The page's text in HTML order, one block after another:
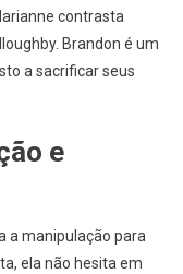
contrasta
Brandon é um
a sacrificar seus
e
a manipulação para
ela não hesita em